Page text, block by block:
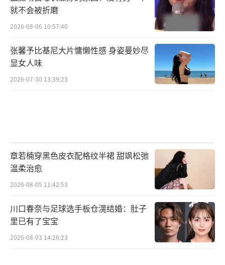
就不会被折磨
2026-08-06 10:57:40
张馨予比基尼大片慵懒性感 身姿曼妙尽
显女人味
2026-07-30 13:39:23
章若楠穿黑色皮衣配格纹半裙 甜飒松弛
温柔治愈
2026-08-05 11:42:53
川口春奈与足球选手板仓滉结婚：肚子
里已有了宝宝
2026-08-03 14:26:23